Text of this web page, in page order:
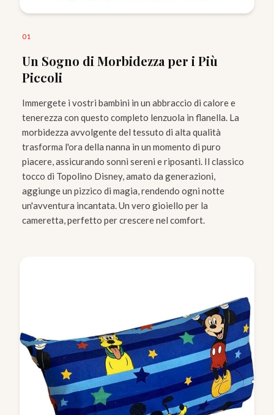
01
Un Sogno di Morbidezza per i Più
Piccoli
Immergete i vostri bambini in un abbraccio di calore e
tenerezza con questo completo lenzuola in flanella. La
morbidezza avvolgente del tessuto di alta qualità
trasforma l'ora della nanna in un momento di puro
piacere, assicurando sonni sereni e riposanti. Il classico
tocco di Topolino Disney, amato da generazioni,
aggiunge un pizzico di magia, rendendo ogni notte
un'avventura incantata. Un vero gioiello per la
cameretta, perfetto per crescere nel comfort.